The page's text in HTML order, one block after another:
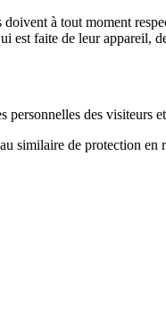
à tout moment
est faite de leur appareil,
personnelles des visiteurs
similaire de protection en